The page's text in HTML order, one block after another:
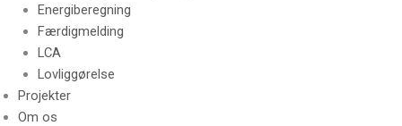
Energiberegning
Færdigmelding
LCA
Lovliggørelse
Projekter
Om os